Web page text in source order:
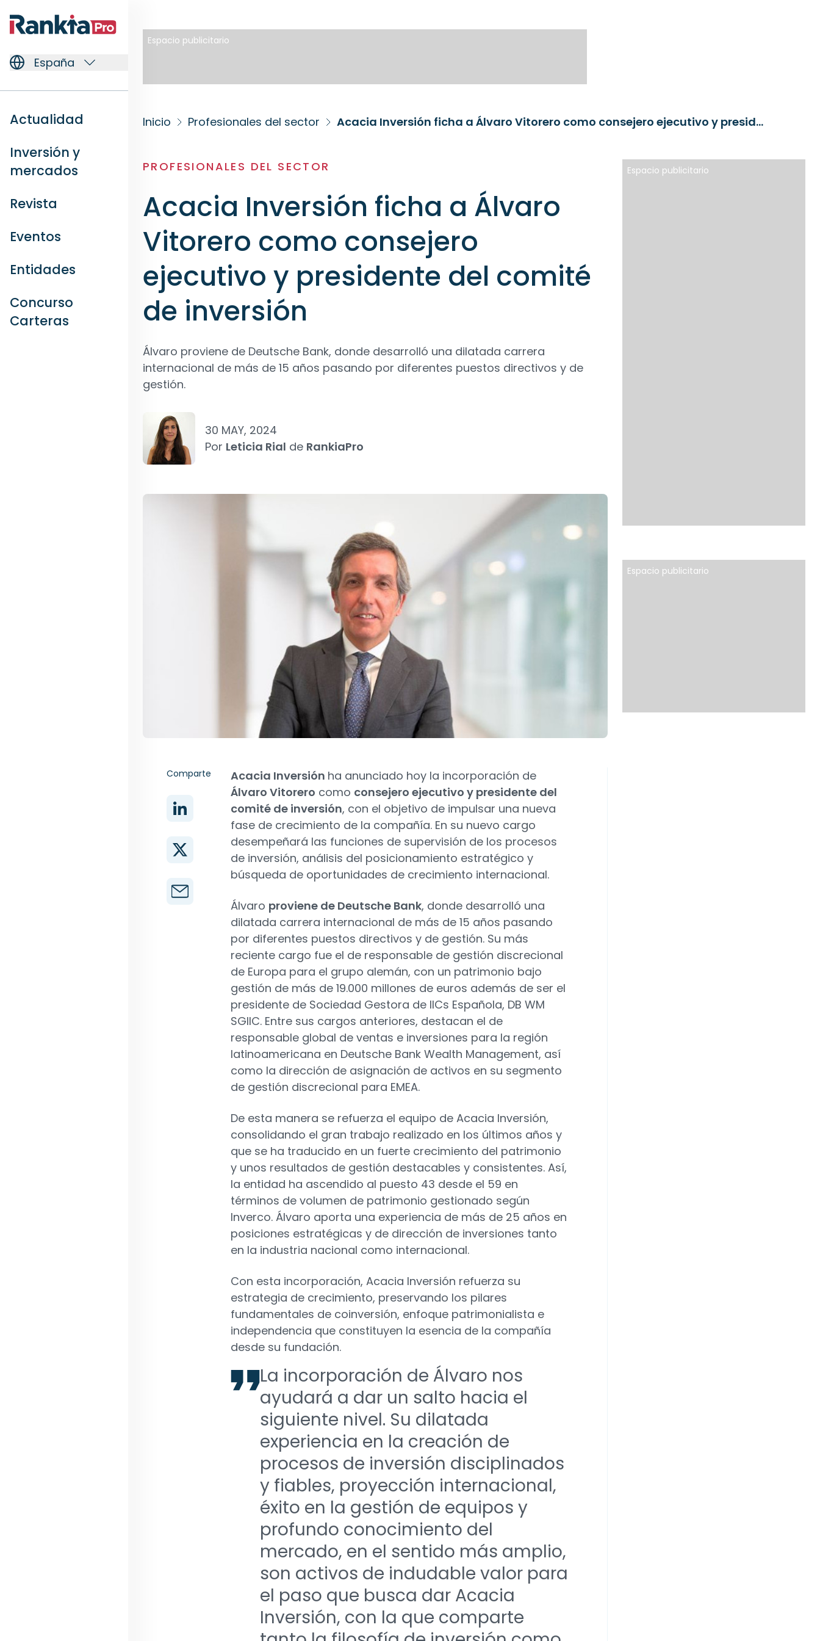
España
Actualidad
Inversión y
mercados
Revista
Eventos
Entidades
Concurso
Carteras
Espacio publicitario
Inicio Profesionales del sector Acacia Inversión ficha a Álvaro Vitorero como consejero ejecutivo y presidente del comité de inversión
PROFESIONALES DEL SECTOR
Acacia Inversión ficha a Álvaro
Vitorero como consejero
ejecutivo y presidente del comité
de inversión
Álvaro proviene de Deutsche Bank, donde desarrolló una dilatada carrera
internacional de más de 15 años pasando por diferentes puestos directivos y de
gestión.
30 MAY, 2024
Por Leticia Rial de RankiaPro
Comparte Acacia Inversión ha anunciado hoy la incorporación de
Álvaro Vitorero como consejero ejecutivo y presidente del
comité de inversión, con el objetivo de impulsar una nueva
fase de crecimiento de la compañía. En su nuevo cargo
desempeñará las funciones de supervisión de los procesos
de inversión, análisis del posicionamiento estratégico y
búsqueda de oportunidades de crecimiento internacional.
Álvaro proviene de Deutsche Bank, donde desarrolló una
dilatada carrera internacional de más de 15 años pasando
por diferentes puestos directivos y de gestión. Su más
reciente cargo fue el de responsable de gestión discrecional
de Europa para el grupo alemán, con un patrimonio bajo
gestión de más de 19.000 millones de euros además de ser el
presidente de Sociedad Gestora de IICs Española, DB WM
SGIIC. Entre sus cargos anteriores, destacan el de
responsable global de ventas e inversiones para la región
latinoamericana en Deutsche Bank Wealth Management, así
como la dirección de asignación de activos en su segmento
de gestión discrecional para EMEA.
De esta manera se refuerza el equipo de Acacia Inversión,
consolidando el gran trabajo realizado en los últimos años y
que se ha traducido en un fuerte crecimiento del patrimonio
y unos resultados de gestión destacables y consistentes. Así,
la entidad ha ascendido al puesto 43 desde el 59 en
términos de volumen de patrimonio gestionado según
Inverco. Álvaro aporta una experiencia de más de 25 años en
posiciones estratégicas y de dirección de inversiones tanto
en la industria nacional como internacional.
Con esta incorporación, Acacia Inversión refuerza su
estrategia de crecimiento, preservando los pilares
fundamentales de coinversión, enfoque patrimonialista e
independencia que constituyen la esencia de la compañía
desde su fundación.
La incorporación de Álvaro nos
ayudará a dar un salto hacia el
siguiente nivel. Su dilatada
experiencia en la creación de
procesos de inversión disciplinados
y fiables, proyección internacional,
éxito en la gestión de equipos y
profundo conocimiento del
mercado, en el sentido más amplio,
son activos de indudable valor para
el paso que busca dar Acacia
Inversión, con la que comparte
Espacio publicitario
Espacio publicitario